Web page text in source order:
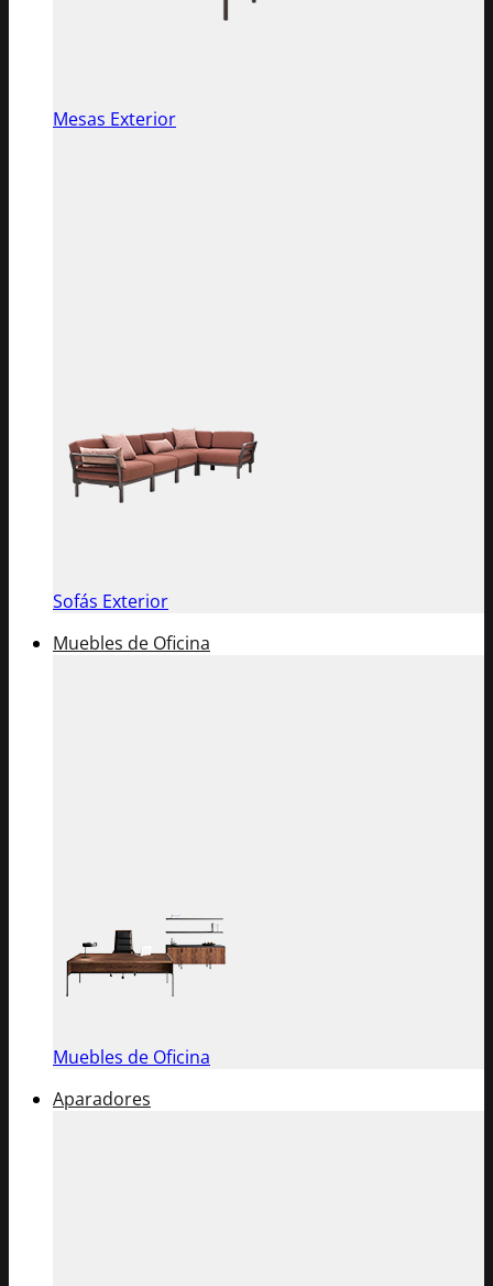
Mesas Exterior
Sofás Exterior
Muebles de Oficina
Muebles de Oficina
Aparadores